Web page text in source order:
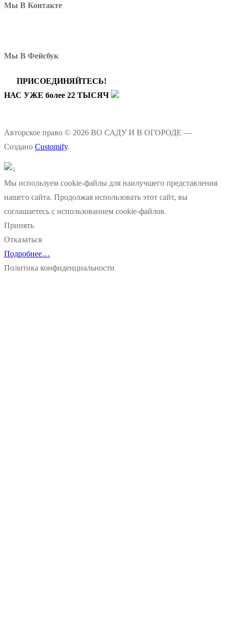
Мы В Контакте
Мы В Фейсбук
ПРИСОЕДИНЯЙТЕСЬ!
НАС УЖЕ более 22 ТЫСЯЧ
Авторское право © 2026 ВО САДУ И В ОГОРОДЕ —
Создано Customify.
Мы используем cookie-файлы для наилучшего представления
нашего сайта. Продолжая использовать этот сайт, вы
соглашаетесь с использованием cookie-файлов.
Принять
Отказаться
Подробнее…
Политика конфиденциальности